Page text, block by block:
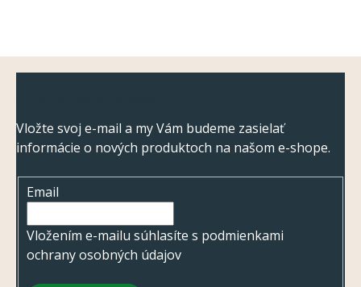
v
l
d
a
i
p
r
Vložte svoj e-mail a my Vám budeme zasielať
informácie o nových produktoch na našom e-shope.
Email
Vložením e-mailu súhlasíte s podmienkami
ochrany osobných údajov